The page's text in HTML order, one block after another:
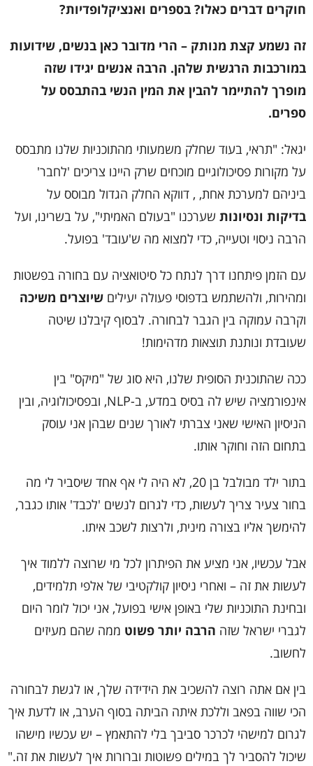
חוקרים דברים כאלו? בספרים ואנציקלופדיות?
זה נשמע קצת מנותק – הרי מדובר כאן בנשים, שידועות
במורכבות הרגשית שלהן. הרבה אנשים יגידו שזה
מופרך להתיימר להבין את המין הנשי בהתבסס על
ספרים.
יגאל: "תראי, בעוד שחלק משמעותי מהתוכניות שלנו מתבסס
על מקורות פסיכולוגיים מוכחים שרק היינו צריכים 'לחבר'
ביניהם למערכת אחת, , דווקא החלק הגדול מבוסס על
בדיקות ונסיונות שערכנו "בעולם האמיתי", על בשרינו, ועל
הרבה ניסוי וטעייה, כדי למצוא מה ש'עובד' בפועל.
עם הזמן פיתחנו דרך לנתח כל סיטואציה עם בחורה בפשטות
ומהירות, ולהשתמש בדפוסי פעולה יעילים שיוצרים משיכה
וקרבה עמוקה בין הגבר לבחורה. לבסוף קיבלנו שיטה
שעובדת ונותנת תוצאות מדהימות!
ככה שהתוכנית הסופית שלנו, היא סוג של "מיקס" בין
אינפורמציה שיש לה בסיס במדע, ב-NLP, ובפסיכולוגיה, ובין
הניסיון האישי שאני צברתי לאורך שנים שבהן אני עוסק
בתחום הזה וחוקר אותו.
בתור ילד מבולבל בן 20, לא היה לי אף אחד שיסביר לי מה
בחור צעיר צריך לעשות, כדי לגרום לנשים 'לכבד' אותו כגבר,
להימשך אליו בצורה מינית, ולרצות לשכב איתו.
אבל עכשיו, אני מציע את הפיתרון לכל מי שרוצה ללמוד איך
לעשות את זה – ואחרי ניסיון קולקטיבי של אלפי תלמידים,
ובחינת התוכניות שלי באופן אישי בפועל, אני יכול לומר היום
לגברי ישראל שזה הרבה יותר פשוט ממה שהם מעיזים
לחשוב.
בין אם אתה רוצה להשכיב את הידידה שלך, או לגשת לבחורה
הכי שווה בפאב וללכת איתה הביתה בסוף הערב, או לדעת איך
לגרום למישהי לכרכר סביבך בלי להתאמץ – יש עכשיו מישהו
שיכול להסביר לך במילים פשוטות וברורות איך לעשות את זה."